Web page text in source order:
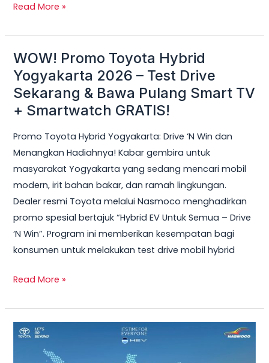
&
Read More »
WOW! Promo Toyota Hybrid
Yogyakarta 2026 – Test Drive
Sekarang & Bawa Pulang Smart TV
+ Smartwatch GRATIS!
Promo Toyota Hybrid Yogyakarta: Drive ‘N Win dan
Menangkan Hadiahnya! Kabar gembira untuk
masyarakat Yogyakarta yang sedang mencari mobil
modern, irit bahan bakar, dan ramah lingkungan.
Dealer resmi Toyota melalui Nasmoco menghadirkan
promo spesial bertajuk “Hybrid EV Untuk Semua – Drive
‘N Win”. Program ini memberikan kesempatan bagi
konsumen untuk melakukan test drive mobil hybrid
WOW!
Promo
Toyota
Hybrid
2026
–
Test
Drive
Sekarang
&
Bawa
Pulang
TV
GRATIS!
Read More »
Toyota